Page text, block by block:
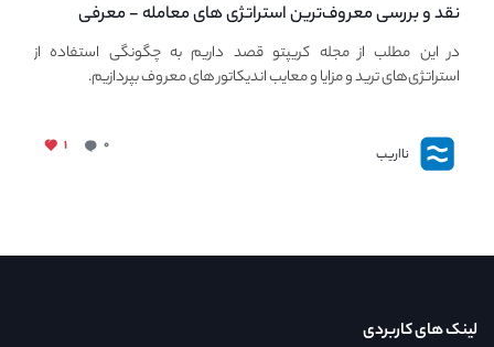
نقد و بررسی معروف‌ترین استراتژی های معامله - معرفی
استراتژی های مهم ترید در بازار کریپتو
در این مطلب از مجله کریپتو قصد داریم به چگونگی استفاده از
استراتژی‌های ترید و مزایا و معایب اندیکاتور های معروف بپردازیم.
نااریب ۰ ۱
لینک های کاربردی